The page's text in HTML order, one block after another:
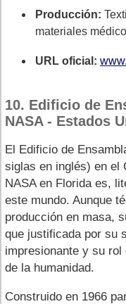
Producción:
materiales
URL oficial:
10. Edificio de
NASA - Estados
El Edificio de
siglas en inglés) en el
NASA en Florida es,
este mundo. Aunque
producción en masa,
que justificada por su
impresionante y su
de la humanidad.
Construido en 1966